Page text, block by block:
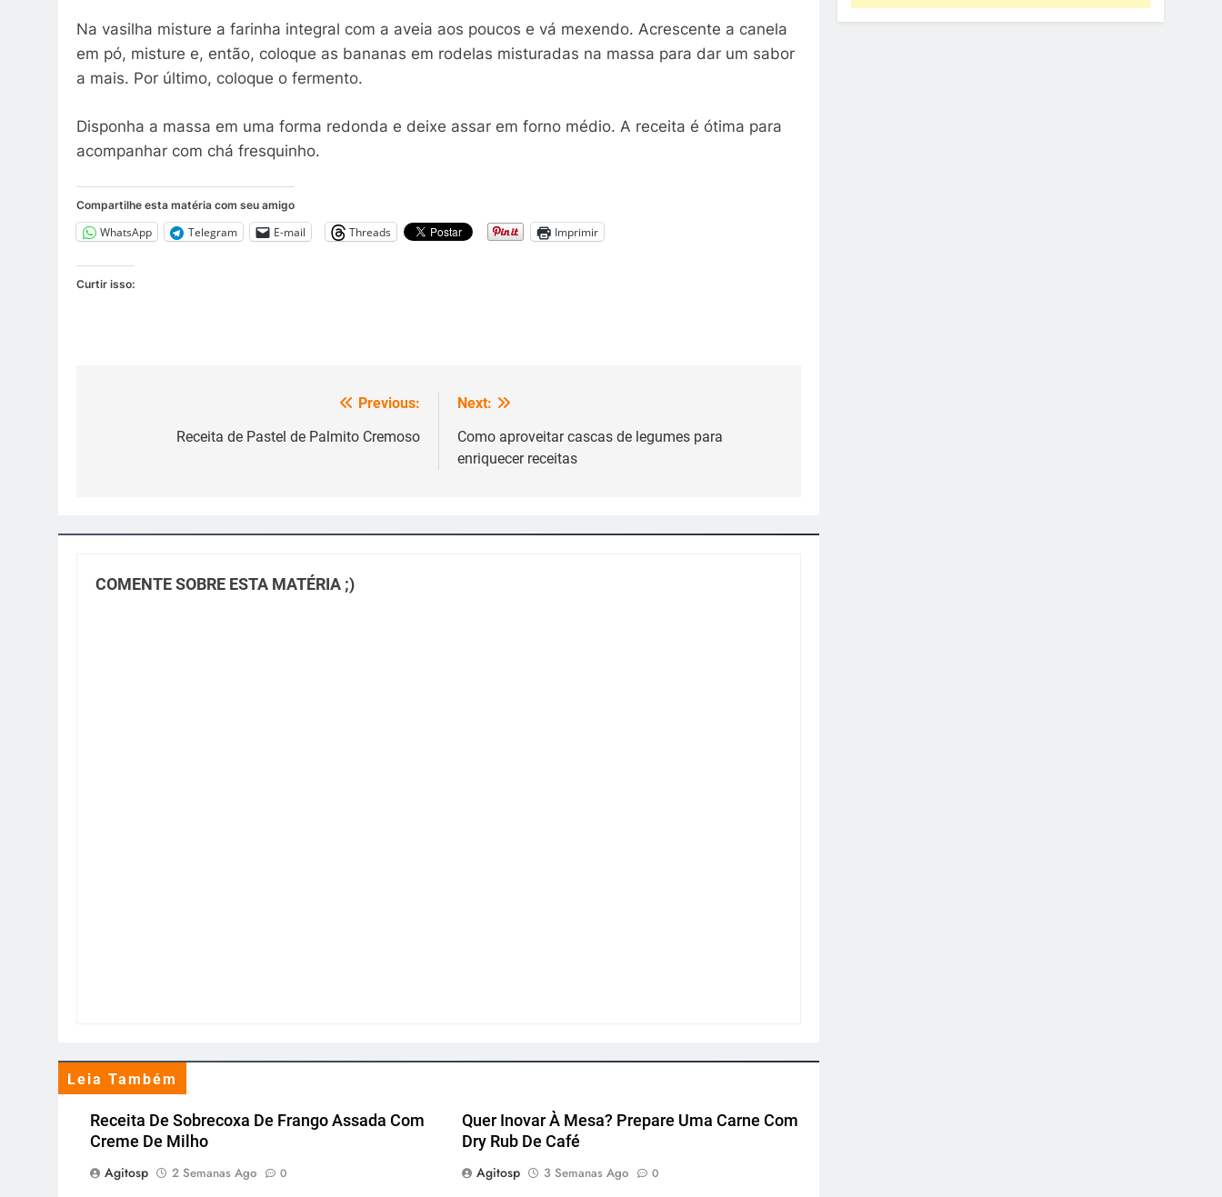
Na vasilha misture a farinha integral com a aveia aos poucos e vá mexendo. Acrescente a canela
em pó, misture e, então, coloque as bananas em rodelas misturadas na massa para dar um sabor
a mais. Por último, coloque o fermento.
Disponha a massa em uma forma redonda e deixe assar em forno médio. A receita é ótima para
acompanhar com chá fresquinho.
Compartilhe esta matéria com seu amigo
WhatsApp Telegram E-mail Threads Imprimir
Curtir isso:
Previous:
Receita de Pastel de Palmito Cremoso
Next:
Como aproveitar cascas de legumes para
enriquecer receitas
COMENTE SOBRE ESTA MATÉRIA ;)
Leia Também
Receita De Sobrecoxa De Frango Assada Com
Creme De Milho
Agitosp
2 Semanas Ago 0
Quer Inovar À Mesa? Prepare Uma Carne Com
Dry Rub De Café
Agitosp
3 Semanas Ago 0